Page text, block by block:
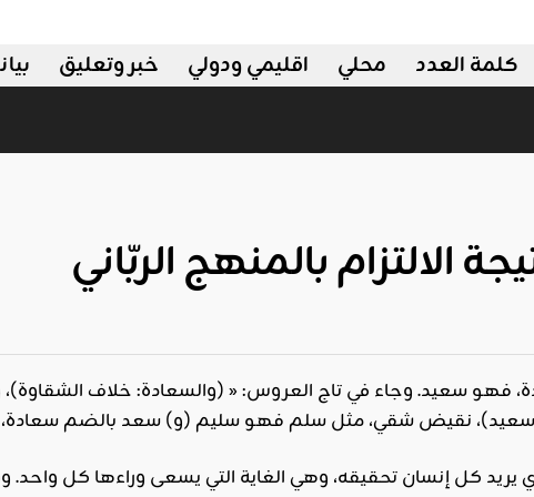
خبر وتعليق اقليمي ودولي محلي كلمة العدد
الالتزام بالمنهج الربّاني
فهو سعيد. وجاء في تاج العروس: « (والسعادة: خلاف
يريد كل إنسان تحقيقه، وهي الغاية التي يسعى وراءها كل واحد.